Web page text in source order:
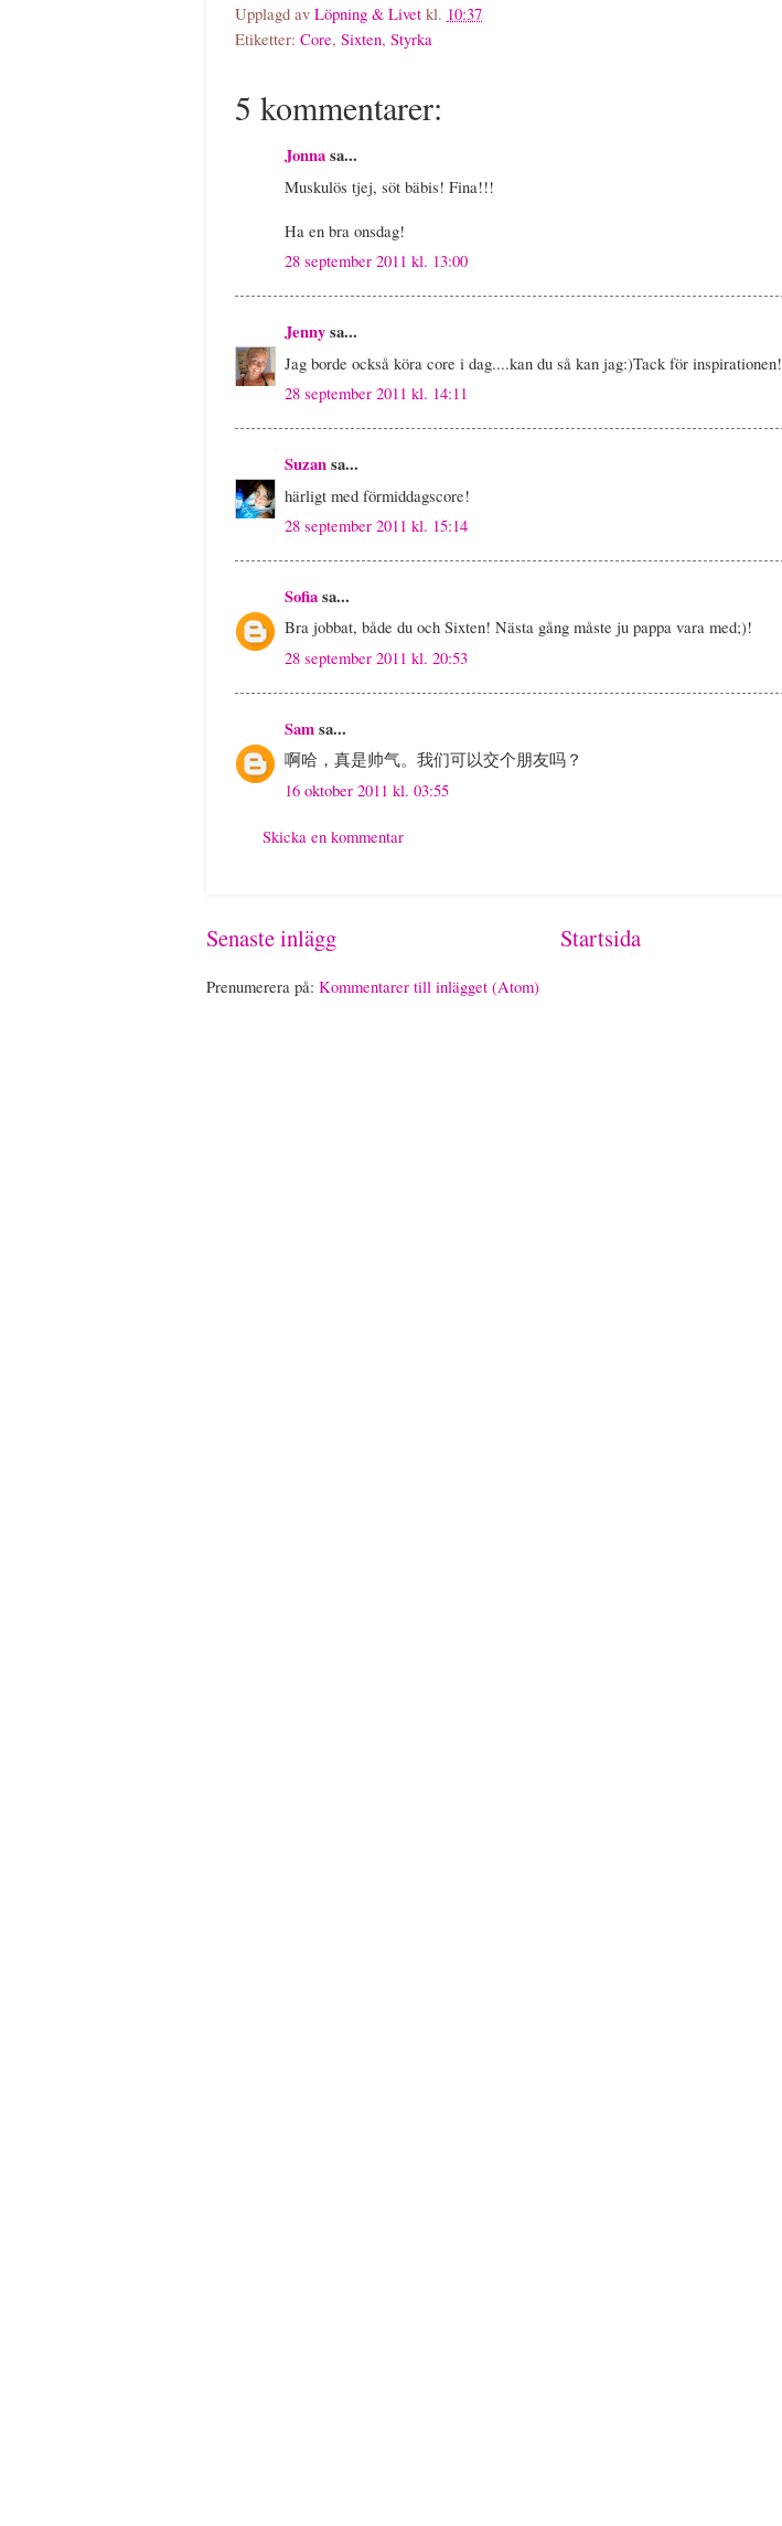
Upplagd av Löpning & Livet kl. 10:37
Etiketter: Core, Sixten, Styrka
5 kommentarer:
Jonnasa...
Muskulös tjej, söt bäbis! Fina!!!
Ha en bra onsdag!
28 september 2011 kl. 13:00
Jennysa...
Jag borde också köra core i dag....kan du så kan jag:)Tack för inspirationen!
28 september 2011 kl. 14:11
Suzansa...
härligt med förmiddagscore!
28 september 2011 kl. 15:14
Sofiasa...
Bra jobbat, både du och Sixten! Nästa gång måste ju pappa vara med;)!
28 september 2011 kl. 20:53
Samsa...
啊哈，真是帅气。我们可以交个朋友吗？
16 oktober 2011 kl. 03:55
Skicka en kommentar
Senaste inlägg Startsida
Prenumerera på: Kommentarer till inlägget (Atom)